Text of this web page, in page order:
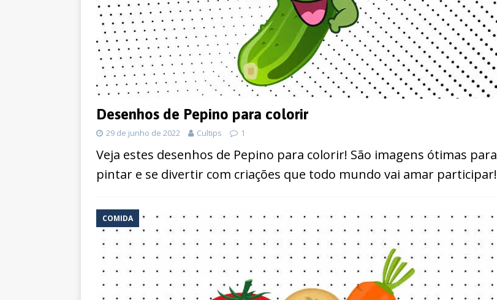
Desenhos de Pepino para colorir
29 de junho de 2022 Cultips 1
Veja estes desenhos de Pepino para colorir! São imagens ótimas para
pintar e se divertir com criações que todo mundo vai amar participar!
COMIDA